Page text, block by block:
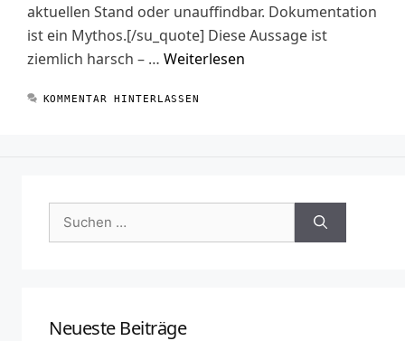
aktuellen Stand oder unauffindbar. Dokumentation
ist ein Mythos.[/su_quote] Diese Aussage ist
ziemlich harsch – … Weiterlesen
KOMMENTAR HINTERLASSEN
Suchen
nach:
Neueste Beiträge